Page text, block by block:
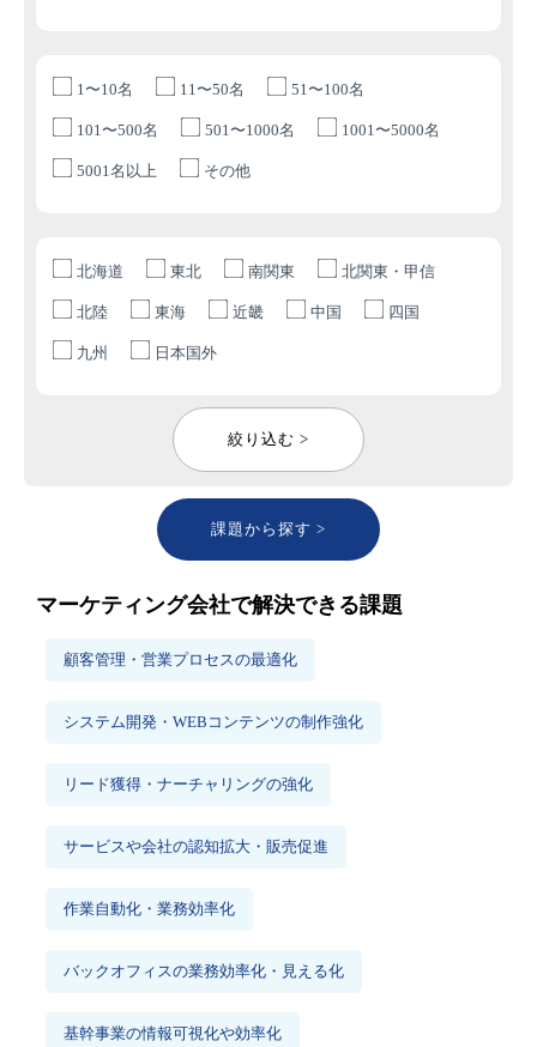
1〜10名 11〜50名 51〜100名
101〜500名 501〜1000名 1001〜5000名
5001名以上 その他
北海道 東北 南関東 北関東・甲信
北陸 東海 近畿 中国 四国
九州 日本国外
絞り込む >
課題から探す >
マーケティング会社で解決できる課題
顧客管理・営業プロセスの最適化
システム開発・WEBコンテンツの制作強化
リード獲得・ナーチャリングの強化
サービスや会社の認知拡大・販売促進
作業自動化・業務効率化
バックオフィスの業務効率化・見える化
基幹事業の情報可視化や効率化